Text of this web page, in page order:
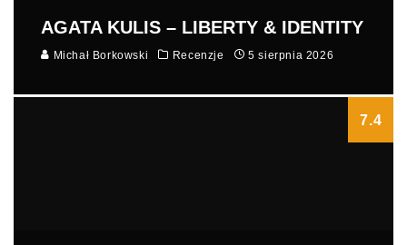
AGATA KULIS – LIBERTY & IDENTITY
Michał Borkowski Recenzje 5 sierpnia 2026
7.4